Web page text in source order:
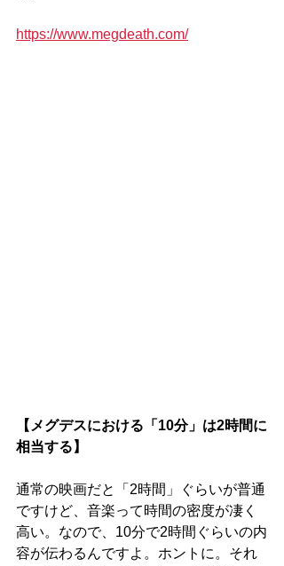
https://www.megdeath.com/
【メグデスにおける「10分」は2時間に
相当する】
通常の映画だと「2時間」ぐらいが普通
ですけど、音楽って時間の密度が凄く
高い。なので、10分で2時間ぐらいの内
容が伝わるんですよ。ホントに。それ